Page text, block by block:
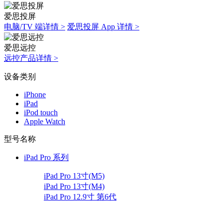
爱思投屏
电脑/TV 端详情 > 爱思投屏 App 详情 >
爱思远控
远控产品详情 >
设备类别
iPhone
iPad
iPod touch
Apple Watch
型号名称
iPad Pro 系列
iPad Pro 13寸(M5)
iPad Pro 13寸(M4)
iPad Pro 12.9寸 第6代